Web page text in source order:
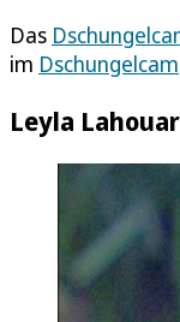
Das
im
Leyla